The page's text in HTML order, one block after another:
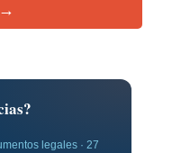
legales · 27